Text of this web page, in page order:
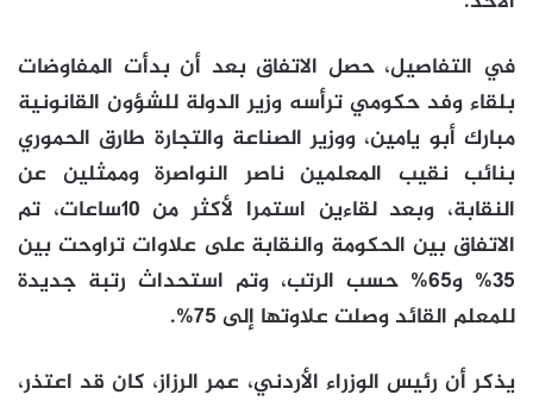
في التفاصيل، حصل الاتفاق بعد أن بدأت المفاوضات
بلقاء وفد حكومي ترأسه وزير الدولة للشؤون القانونية
مبارك أبو يامين، ووزير الصناعة والتجارة طارق الحموري
بنائب نقيب المعلمين ناصر النواصرة وممثلين عن
النقابة، وبعد لقاءين استمرا لأكثر من 10ساعات، تم
الاتفاق بين الحكومة والنقابة على علاوات تراوحت بين
35% و65% حسب الرتب، وتم استحداث رتبة جديدة
للمعلم القائد وصلت علاوتها إلى 75%.
يذكر أن رئيس الوزراء الأردني، عمر الرزاز، كان قد اعتذر،